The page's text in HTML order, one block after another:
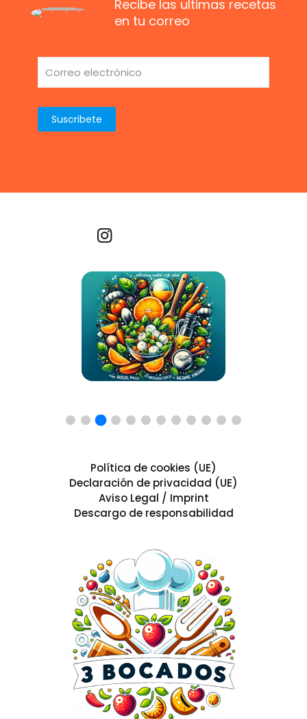
Recibe las ultimas recetas
en tu correo
Política de cookies (UE)
Declaración de privacidad (UE)
Aviso Legal / Imprint
Descargo de responsabilidad